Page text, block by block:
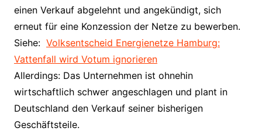
einen Verkauf abgelehnt und angekündigt, sich
erneut für eine Konzession der Netze zu bewerben.
Siehe: Volksentscheid Energienetze Hamburg:
Vattenfall wird Votum ignorieren
Allerdings: Das Unternehmen ist ohnehin
wirtschaftlich schwer angeschlagen und plant in
Deutschland den Verkauf seiner bisherigen
Geschäftsteile.